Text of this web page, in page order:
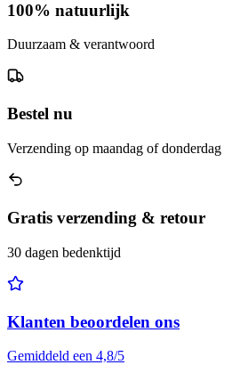
100% natuurlijk
Duurzaam & verantwoord
Bestel nu
Verzending op maandag of donderdag
Gratis verzending & retour
30 dagen bedenktijd
Klanten beoordelen ons
Gemiddeld een 4,8/5